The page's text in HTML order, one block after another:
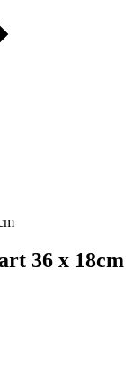
36 x 18cm